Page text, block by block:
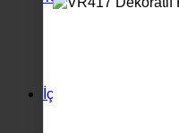
İç Mekan Aplikler